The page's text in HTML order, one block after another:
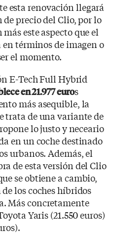
esta renovación llegará
precio del Clio, por lo
este aspecto que el
términos de imagen o
el momento.
E-Tech Full Hybrid
en 21.977 euros
más asequible, la
trata de una variante de
lo justo y neceario
en un coche destinado
urbanos. Además, el
de esta versión del Clio
se obtiene a cambio,
los coches híbridos
Más concretamente
Yaris (21.550 euros)